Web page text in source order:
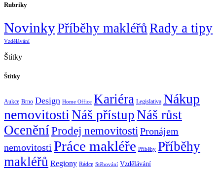
Rubriky
NovinkyPříběhy makléřůRady a tipy
Vzdělávání
Štítky
Štítky
Aukce Brno Design Home Office Kariéra Legislativa Nákup
nemovitostiNáš přístupNáš růst
OceněníProdej nemovitostiPronájem
nemovitosti Práce makléře Příběhy Příběhy
makléřů Regiony Rádce Stěhování Vzdělávání